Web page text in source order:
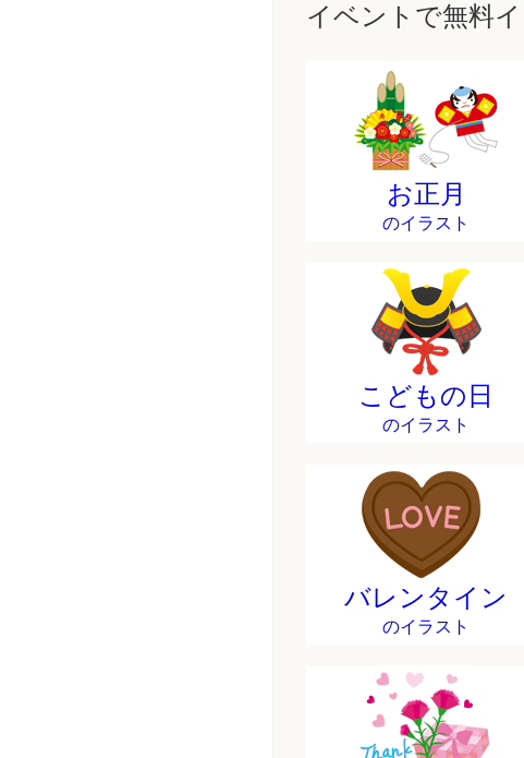
イベントで無料
お正月
のイラスト
こどもの日
のイラスト
バレンタイン
のイラスト